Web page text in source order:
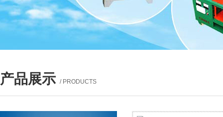
产品展示 / PRODUCTS